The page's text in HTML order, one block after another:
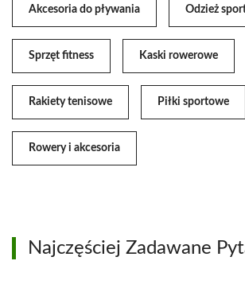
Akcesoria do pływania Odzież
Sprzęt fitness Kaski rowerowe
Rakiety tenisowe Piłki sportowe
Rowery i akcesoria
Najczęściej Zadawane